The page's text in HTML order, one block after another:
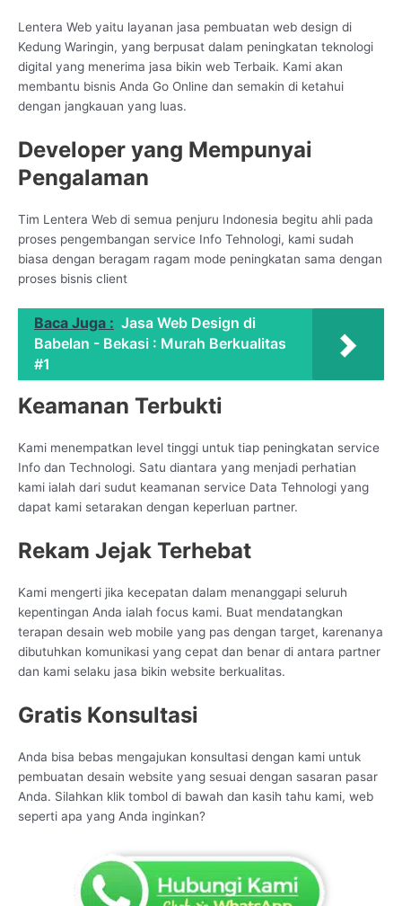
Lentera Web yaitu layanan jasa pembuatan web design di
Kedung Waringin, yang berpusat dalam peningkatan teknologi
digital yang menerima jasa bikin web Terbaik. Kami akan
membantu bisnis Anda Go Online dan semakin di ketahui
dengan jangkauan yang luas.
Developer yang Mempunyai
Pengalaman
Tim Lentera Web di semua penjuru Indonesia begitu ahli pada
proses pengembangan service Info Tehnologi, kami sudah
biasa dengan beragam ragam mode peningkatan sama dengan
proses bisnis client
Baca Juga : Jasa Web Design di
Babelan - Bekasi : Murah Berkualitas
#1
Keamanan Terbukti
Kami menempatkan level tinggi untuk tiap peningkatan service
Info dan Technologi. Satu diantara yang menjadi perhatian
kami ialah dari sudut keamanan service Data Tehnologi yang
dapat kami setarakan dengan keperluan partner.
Rekam Jejak Terhebat
Kami mengerti jika kecepatan dalam menanggapi seluruh
kepentingan Anda ialah focus kami. Buat mendatangkan
terapan desain web mobile yang pas dengan target, karenanya
dibutuhkan komunikasi yang cepat dan benar di antara partner
dan kami selaku jasa bikin website berkualitas.
Gratis Konsultasi
Anda bisa bebas mengajukan konsultasi dengan kami untuk
pembuatan desain website yang sesuai dengan sasaran pasar
Anda. Silahkan klik tombol di bawah dan kasih tahu kami, web
seperti apa yang Anda inginkan?